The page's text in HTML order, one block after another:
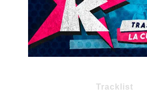
Tracklist